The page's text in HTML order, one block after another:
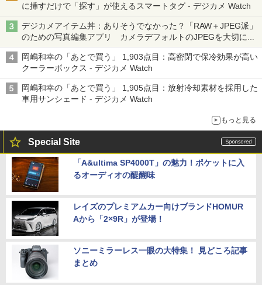
に挿すだけで「探す」が使えるスマートタグ - デジカメ Watch
デジカメアイテム丼：ありそうでなかった？「RAW＋JPEG派」
のための写真編集アプリ カメラデフォルトのJPEGを大切にす
る「Filmator」
岡嶋和幸の「あとで買う」 1,903点目：高密閉で保冷効果が高い
クーラーボックス - デジカメ Watch
岡嶋和幸の「あとで買う」 1,905点目：放射冷却素材を採用した
車用サンシェード - デジカメ Watch
もっと見る
Special Site
「A&ultima SP4000T」の魅力！ポケットに入
るオーディオの醍醐味
レイズのプレミアムカー向けブランドHOMUR
Aから「2×9R」が登場！
ソニーミラーレス一眼の大特集！ 見どころ記事
まとめ